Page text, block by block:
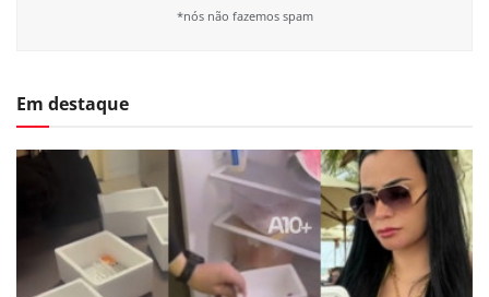
*nós não fazemos spam
Em destaque